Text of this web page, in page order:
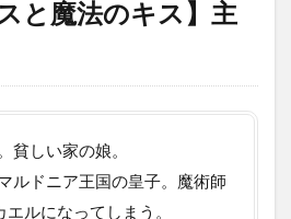
と魔法のキス】主
貧しい家の娘。
ルドニア王国の皇子。魔術師
ルになってしまう。